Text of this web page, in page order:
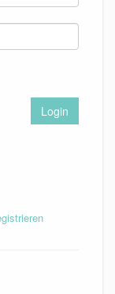
Login